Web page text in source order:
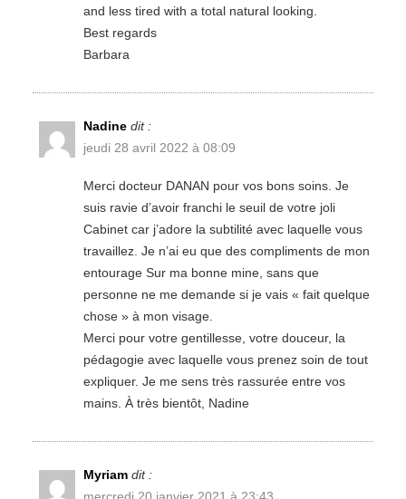
and less tired with a total natural looking.
Best regards
Barbara
Nadine dit :
jeudi 28 avril 2022 à 08:09
Merci docteur DANAN pour vos bons soins. Je
suis ravie d’avoir franchi le seuil de votre joli
Cabinet car j’adore la subtilité avec laquelle vous
travaillez. Je n’ai eu que des compliments de mon
entourage Sur ma bonne mine, sans que
personne ne me demande si je vais « fait quelque
chose » à mon visage.
Merci pour votre gentillesse, votre douceur, la
pédagogie avec laquelle vous prenez soin de tout
expliquer. Je me sens très rassurée entre vos
mains. À très bientôt, Nadine
Myriam dit :